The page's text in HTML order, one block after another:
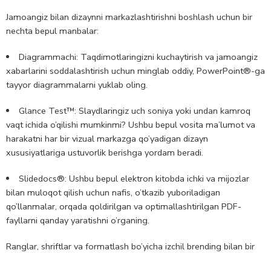
Jamoangiz bilan dizaynni markazlashtirishni boshlash uchun bir
nechta bepul manbalar:
Diagrammachi: Taqdimotlaringizni kuchaytirish va jamoangiz
xabarlarini soddalashtirish uchun minglab oddiy, PowerPoint®-ga
tayyor diagrammalarni yuklab oling.
Glance Test™: Slaydlaringiz uch soniya yoki undan kamroq
vaqt ichida o’qilishi mumkinmi? Ushbu bepul vosita ma’lumot va
harakatni har bir vizual markazga qo’yadigan dizayn
xususiyatlariga ustuvorlik berishga yordam beradi.
Slidedocs®: Ushbu bepul elektron kitobda ichki va mijozlar
bilan muloqot qilish uchun nafis, o’tkazib yuboriladigan
qo’llanmalar, orqada qoldirilgan va optimallashtirilgan PDF-
fayllarni qanday yaratishni o’rganing.
Ranglar, shriftlar va formatlash bo’yicha izchil brending bilan bir